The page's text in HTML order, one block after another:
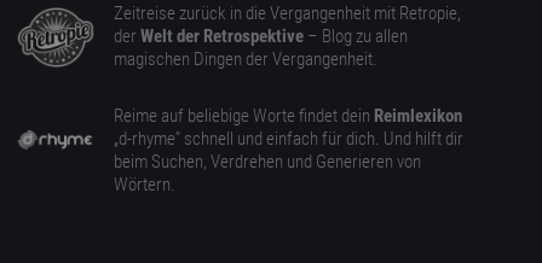
Zeitreise zurück in die Vergangenheit mit Retropie,
der Welt der Retrospektive – Blog zu allen
magischen Dingen der Vergangenheit.
Reime auf beliebige Worte findet dein Reimlexikon
„d-rhyme” schnell und einfach für dich. Und hilft dir
beim Suchen, Verdrehen und Generieren von
Wörtern.